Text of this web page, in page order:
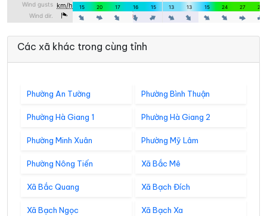
Các xã khác trong cùng tỉnh
Phường An Tường Phường Bình Thuận
Phường Hà Giang 1 Phường Hà Giang 2
Phường Minh Xuân Phường Mỹ Lâm
Phường Nông Tiến Xã Bắc Mê
Xã Bắc Quang Xã Bạch Đích
Xã Bạch Ngọc Xã Bạch Xa